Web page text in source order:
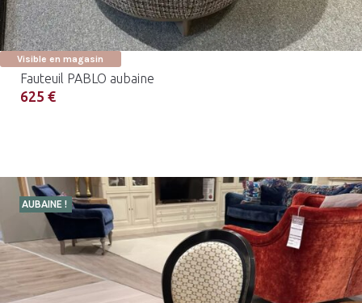
Visible en magasin
Fauteuil PABLO aubaine
625 €
AUBAINE !